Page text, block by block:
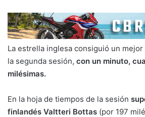
La estrella inglesa consiguió un
la segunda sesión, con un minuto,
milésimas.
En la hoja de tiempos de la sesión
finlandés Valtteri Bottas (por 197